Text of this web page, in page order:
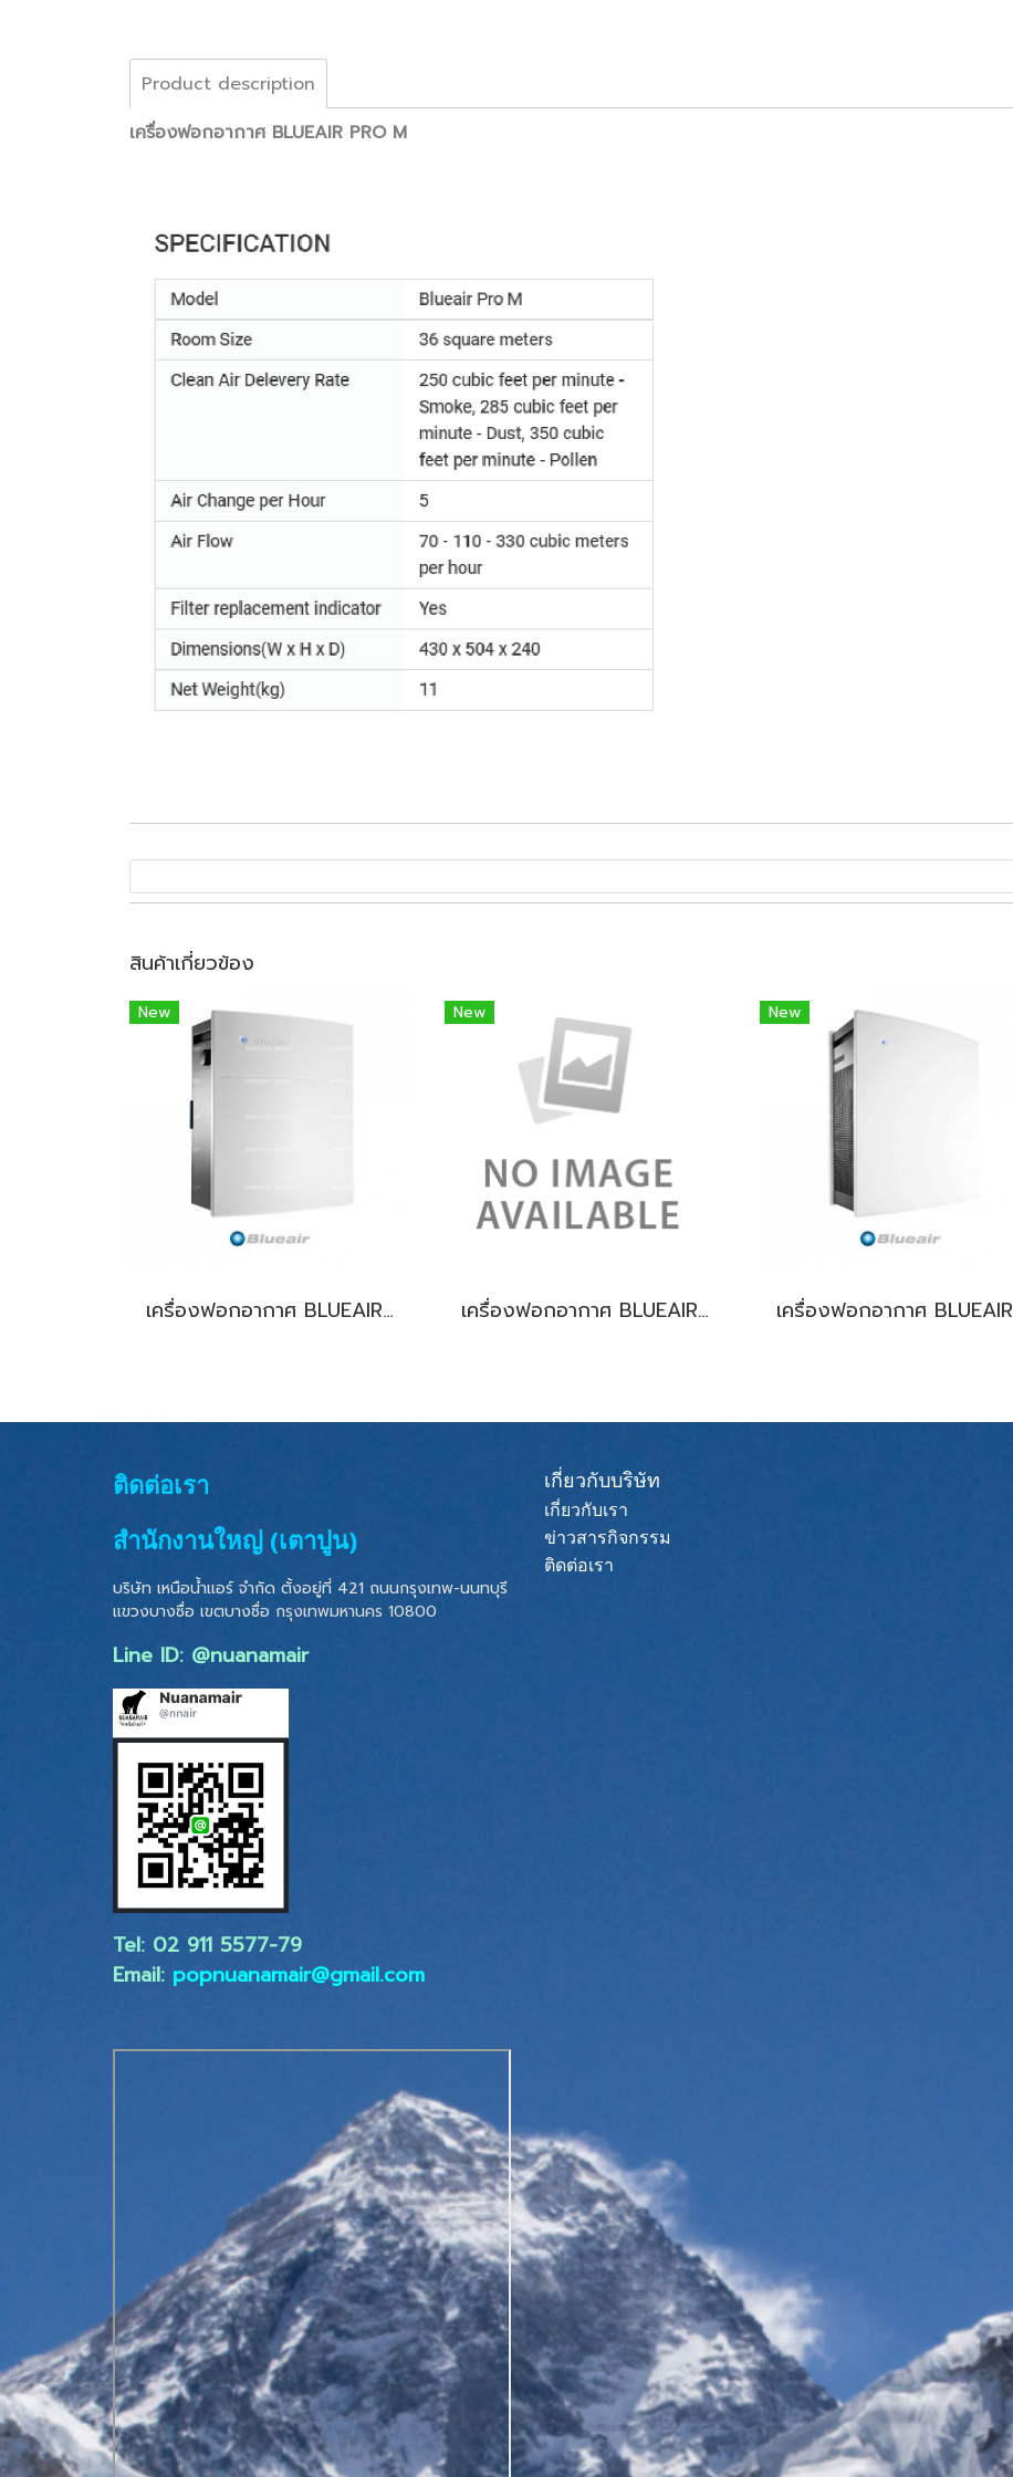
Product description
เครื่องฟอกอากาศ BLUEAIR PRO M
สินค้าเกี่ยวข้อง
New
เครื่องฟอกอากาศ BLUEAIR 203 SLIM
New
เครื่องฟอกอากาศ BLUEAIR PURE 211 (PA) แผ่นกรอง Particle
New
ติดต่อเรา
สำนักงานใหญ่ (เตาปูน)
บริษัท เหนือน้ำแอร์ จำกัด ตั้งอยู่ที่ 421 ถนนกรุงเทพ-นนทบุรี
แขวงบางซื่อ เขตบางซื่อ กรุงเทพมหานคร 10800
Line ID: @nuanamair
Tel: 02 ​911 5577-79
Email: popnuanamair@gmail.com
เกี่ยวกับบริษัท
เกี่ยวกับเรา
ข่าวสารกิจกรรม
ติดต่อเรา